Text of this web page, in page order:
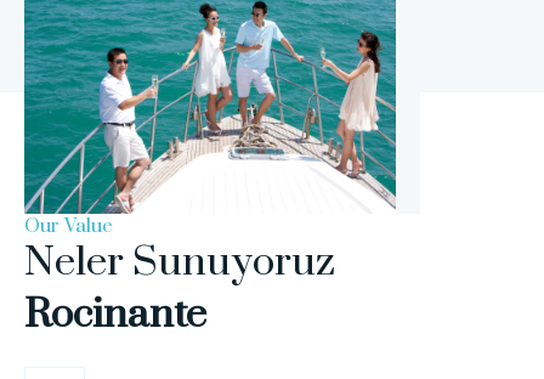
Our Value
Neler Sunuyoruz
Rocinante